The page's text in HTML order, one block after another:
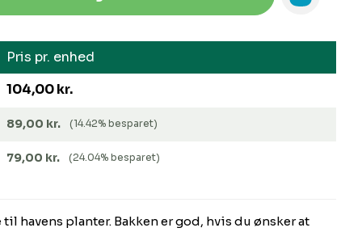
havens planter. Bakken er god, hvis du ønsker at
Pris pr. enhed
104,00 kr.
89,00 kr. (14.42% besparet)
79,00 kr. (24.04% besparet)